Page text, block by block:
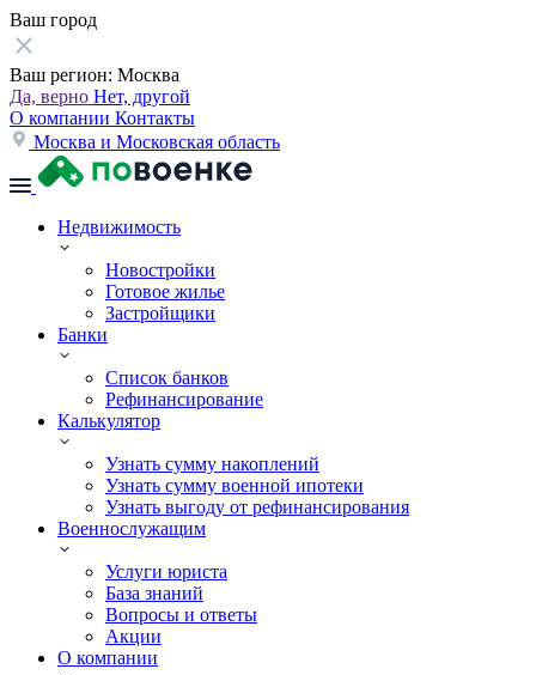
Ваш город
Ваш регион: Москва
Да, верно Нет, другой
О компании Контакты
Москва и Московская область
Недвижимость
Новостройки
Готовое жилье
Застройщики
Банки
Список банков
Рефинансирование
Калькулятор
Узнать сумму накоплений
Узнать сумму военной ипотеки
Узнать выгоду от рефинансирования
Военнослужащим
Услуги юриста
База знаний
Вопросы и ответы
Акции
О компании